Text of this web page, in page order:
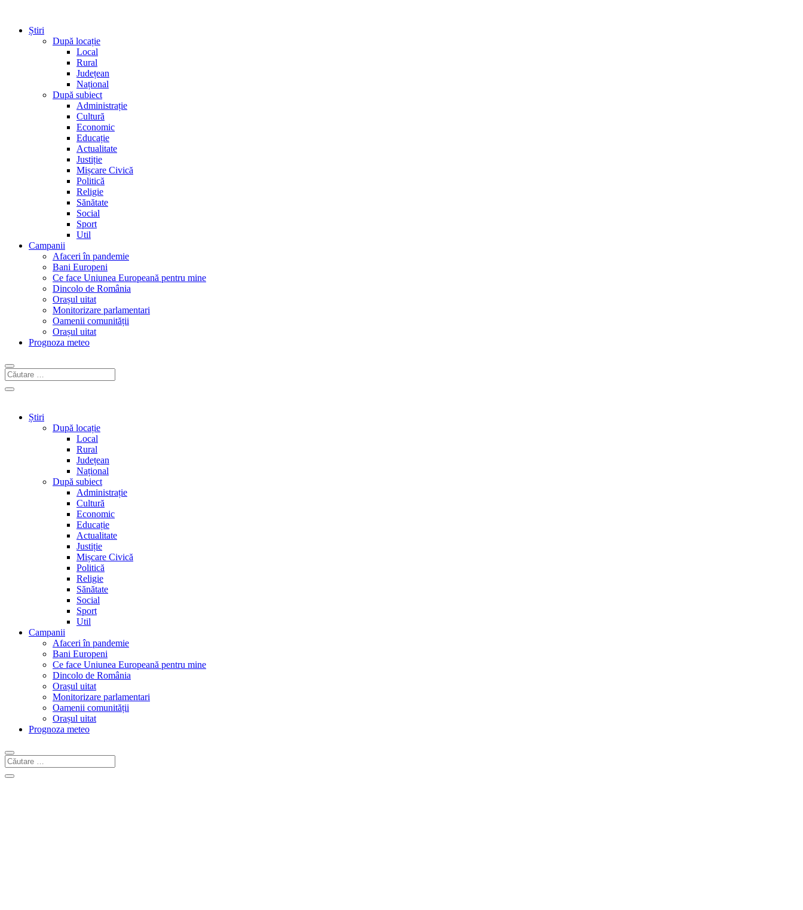
Știri
După locație
Local
Rural
Județean
Național
După subiect
Administrație
Cultură
Economic
Educație
Actualitate
Justiție
Mișcare Civică
Politică
Religie
Sănătate
Social
Sport
Util
Campanii
Afaceri în pandemie
Bani Europeni
Ce face Uniunea Europeană pentru mine
Dincolo de România
Orașul uitat
Monitorizare parlamentari
Oamenii comunității
Orașul uitat
Prognoza meteo
Știri
După locație
Local
Rural
Județean
Național
După subiect
Administrație
Cultură
Economic
Educație
Actualitate
Justiție
Mișcare Civică
Politică
Religie
Sănătate
Social
Sport
Util
Campanii
Afaceri în pandemie
Bani Europeni
Ce face Uniunea Europeană pentru mine
Dincolo de România
Orașul uitat
Monitorizare parlamentari
Oamenii comunității
Orașul uitat
Prognoza meteo